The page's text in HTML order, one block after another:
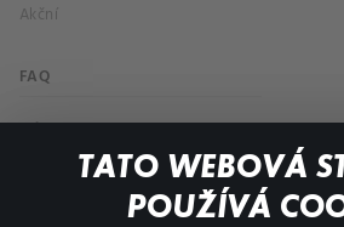
TATO WEBOVÁ
POUŽÍVÁ
Akční
FAQ
Můj účet
Důležité odkazy